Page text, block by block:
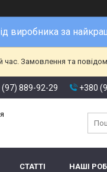
виробника за
час. Замовлення та
(97) 889-92-29 +380
СТАТТІ НАШІ